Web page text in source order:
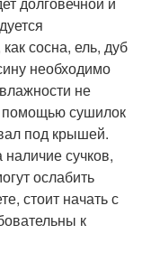
сосна, ель, дуб
необходимо
не
сушилок
под крышей.
сучков,
ослабить
стоит начать с
к